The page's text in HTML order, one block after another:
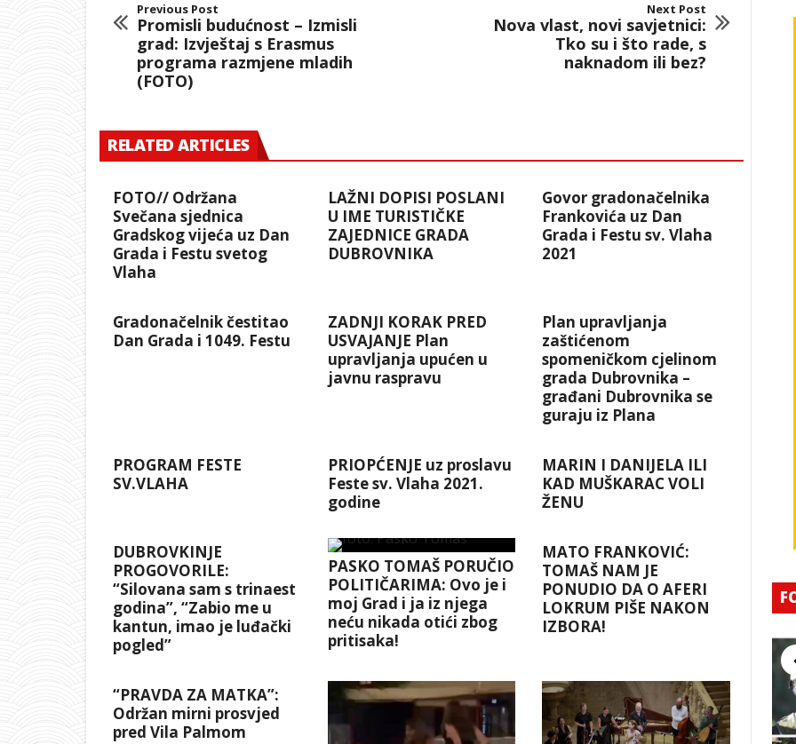
Previous Post
Promisli budućnost – Izmisli
grad: Izvještaj s Erasmus
programa razmjene mladih
(FOTO)
Next Post
Nova vlast, novi savjetnici:
Tko su i što rade, s
naknadom ili bez?
RELATED ARTICLES
FOTO// Održana
Svečana sjednica
Gradskog vijeća uz Dan
Grada i Festu svetog
Vlaha
LAŽNI DOPISI POSLANI
U IME TURISTIČKE
ZAJEDNICE GRADA
DUBROVNIKA
Govor gradonačelnika
Frankovića uz Dan
Grada i Festu sv. Vlaha
2021
Gradonačelnik čestitao
Dan Grada i 1049. Festu
ZADNJI KORAK PRED
USVAJANJE Plan
upravljanja upućen u
javnu raspravu
Plan upravljanja
zaštićenom
spomeničkom cjelinom
grada Dubrovnika –
građani Dubrovnika se
guraju iz Plana
PROGRAM FESTE
SV.VLAHA
PRIOPĆENJE uz proslavu
Feste sv. Vlaha 2021.
godine
MARIN I DANIJELA ILI
KAD MUŠKARAC VOLI
ŽENU
DUBROVKINJE
PROGOVORILE:
“Silovana sam s trinaest
godina”, “Zabio me u
kantun, imao je luđački
pogled”
PASKO TOMAŠ PORUČIO
POLITIČARIMA: Ovo je i
moj Grad i ja iz njega
neću nikada otići zbog
pritisaka!
MATO FRANKOVIĆ:
TOMAŠ NAM JE
PONUDIO DA O AFERI
LOKRUM PIŠE NAKON
IZBORA!
“PRAVDA ZA MATKA”:
Održan mirni prosvjed
pred Vila Palmom